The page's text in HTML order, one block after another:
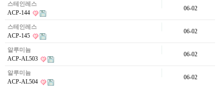
스테인레스
ACP-144
06-02
스테인레스
ACP-145
06-02
알루미늄
ACP-AL503
06-02
알루미늄
ACP-AL504
06-02